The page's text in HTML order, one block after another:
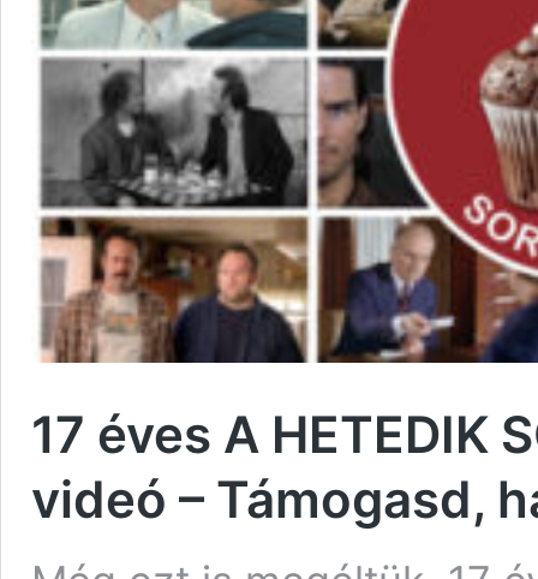
17 éves A HETEDIK
videó – Támogasd,